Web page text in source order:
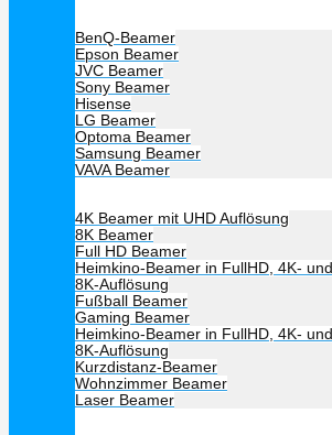
BenQ-Beamer
Epson Beamer
JVC Beamer
Sony Beamer
Hisense
LG Beamer
Optoma Beamer
Samsung Beamer
VAVA Beamer
4K Beamer mit UHD Auflösung
8K Beamer
Full HD Beamer
Heimkino-Beamer in FullHD, 4K- und
8K-Auflösung
Fußball Beamer
Gaming Beamer
Heimkino-Beamer in FullHD, 4K- und
8K-Auflösung
Kurzdistanz-Beamer
Wohnzimmer Beamer
Laser Beamer